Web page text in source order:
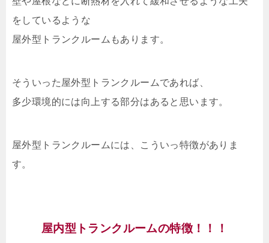
をしているような
屋外型トランクルームもあります。
そういった屋外型トランクルームであれば、
多少環境的には向上する部分はあると思います。
屋外型トランクルームには、こういっ特徴がありま
す。
屋内型トランクルームの特徴！！！